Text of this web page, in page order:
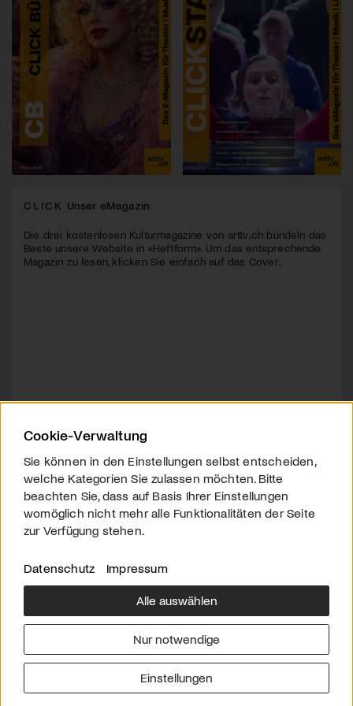
CLICK Unser eMagazin
Die drei kostenlosen Kulturmagazine von arttv.ch bündeln das
Beste unsere Website in «Heftform». Um das entsprechende
Magazin zu lesen, klicken Sie einfach auf das Cover.
Über uns
Downloads
Werben
Impressum
Cookie-Verwaltung
Sie können in den Einstellungen selbst entscheiden,
welche Kategorien Sie zulassen möchten. Bitte
beachten Sie, dass auf Basis Ihrer Einstellungen
womöglich nicht mehr alle Funktionalitäten der Seite
zur Verfügung stehen.
Datenschutz Impressum
Alle auswählen
Nur notwendige
Einstellungen